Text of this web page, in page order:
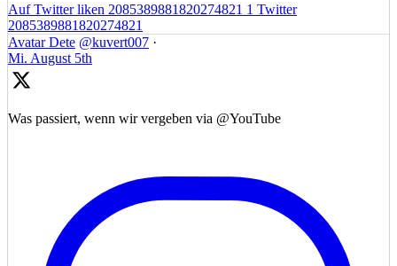
Auf Twitter liken 2085389881820274821 1 Twitter
2085389881820274821
Avatar Dete @kuvert007 ·
Mi. August 5th
Was passiert, wenn wir vergeben via @YouTube